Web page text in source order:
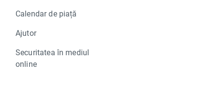
Calendar de piață
Ajutor
Securitatea în mediul
online